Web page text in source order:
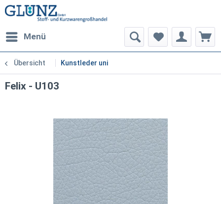
Menü
Übersicht Kunstleder uni
Felix - U103